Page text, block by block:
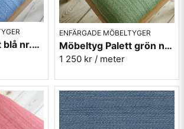
Möbeltyg Palett blå nr.50 - Carl Malmstens-kvalitet
ENFÄRGADE MÖBELTYGER
Möbeltyg Palett grön nr.70 - Carl Malmstens-kvalitet
1 250 kr / meter
maila mig på info@broarne.se